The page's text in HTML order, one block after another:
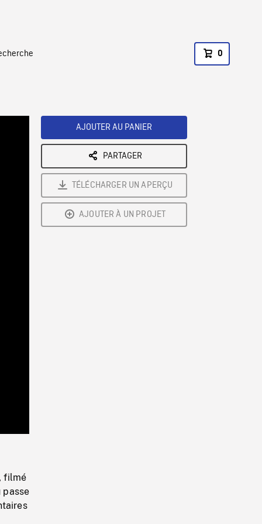
0
Rate
filmé
passe
AJOUTER AU PANIER
PARTAGER
TÉLÉCHARGER UN APERÇU
AJOUTER À UN PROJET